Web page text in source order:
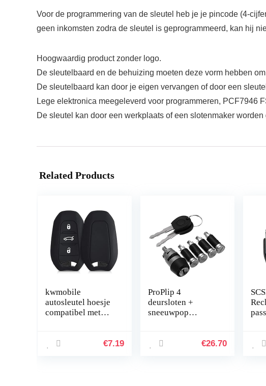
Voor de programmering van de sleutel heb je je pincode (4-
geen inkomsten zodra de sleutel is geprogrammeerd, kan hij
Hoogwaardig product zonder logo.
De sleutelbaard en de behuizing moeten deze vorm hebben
De sleutelbaard kan door je eigen vervangen of door een
Lege elektronica meegeleverd voor programmeren, PCF7946
De sleutel kan door een werkplaats of een slotenmaker
Related Products
kwmobile
autosleutel hoesje
compatibel met
autosleutel (alleen
€7.19
ProPlip 4
deursloten +
sneeuwpop
Transporter
€26.70